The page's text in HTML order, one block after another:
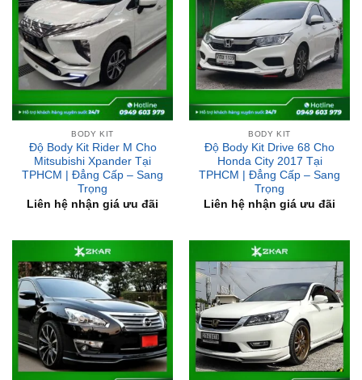
BODY KIT
Độ Body Kit Rider M Cho
Mitsubishi Xpander Tại
TPHCM | Đẳng Cấp – Sang
Trọng
Liên hệ nhận giá ưu đãi
BODY KIT
Độ Body Kit Drive 68 Cho
Honda City 2017 Tại
TPHCM | Đẳng Cấp – Sang
Trọng
Liên hệ nhận giá ưu đãi
BODY KIT BODY KIT